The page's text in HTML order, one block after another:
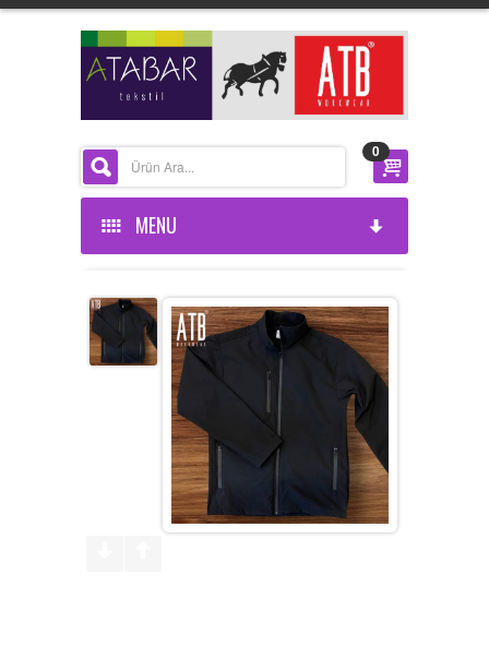
0
MENU
KURUMSAL
HAKKIMIZDA
BELGELERIMIZ
ÜRÜNLERİMİZ
REFERANSLAR